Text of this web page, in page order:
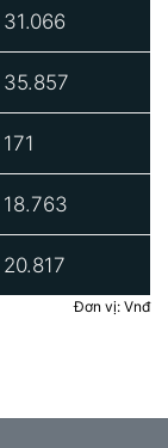
31.066
35.857
171
18.763
20.817
Đơn vị: Vnđ